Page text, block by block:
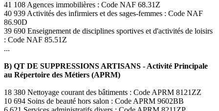
41 108 Agences immobilières : Code NAF 68.31Z
40 939 Activités des infirmiers et des sages-femmes : Code NAF
86.90D
39 690 Enseignement de disciplines sportives et d'activités de loisirs
: Code NAF 85.51Z
...
B) QT DE SUPPRESSIONS ARTISANS - Activité Principale
au Répertoire des Métiers (APRM)
18 380 Nettoyage courant des bâtiments : Code APRM 8121ZZ
10 694 Soins de beauté hors salon : Code APRM 9602BB